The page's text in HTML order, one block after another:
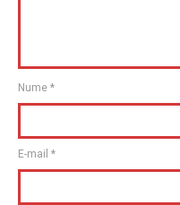
Nume *
E-mail *